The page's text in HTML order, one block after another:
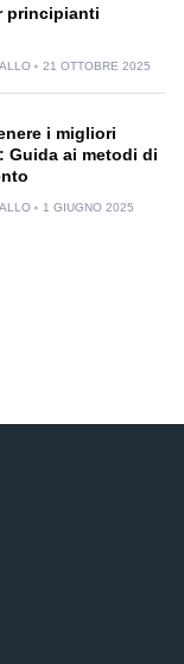
principianti
21 OTTOBRE 2025
i migliori
Guida ai metodi di
1 GIUGNO 2025